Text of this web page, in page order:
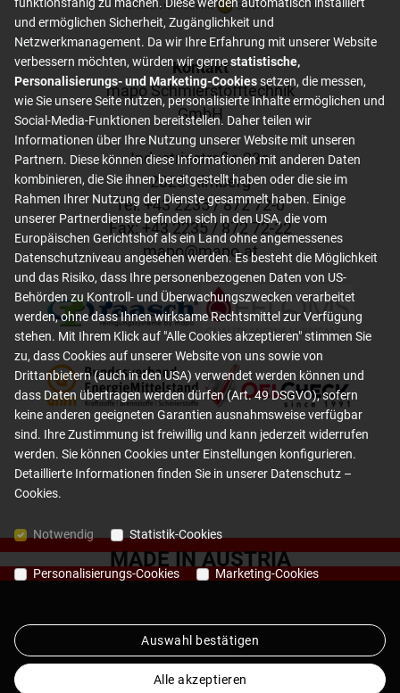
Footer content
Kontakt
mapo Schmierstofftechnik
GmbH
Industriestraße 23a
2325 Himberg
Tel: +43 2235 / 872 72-0
Fax: +43 2235 / 872 72-22
mapo@mapo.at
MADE IN AUSTRIA
Datenschutz
funktionsfähig zu machen. Diese werden automatisch installiert
und ermöglichen Sicherheit, Zugänglichkeit und
Netzwerkmanagement. Da wir Ihre Erfahrung mit unserer Website
verbessern möchten, würden wir gernestatistische,
Personalisierungs- und Marketing-Cookiessetzen, die messen,
wie Sie unsere Seite nutzen, personalisierte Inhalte ermöglichen und
Social-Media-Funktionen bereitstellen. Daher teilen wir
Informationen über Ihre Nutzung unserer Website mit unseren
Partnern. Diese können diese Informationen mit anderen Daten
kombinieren, die Sie ihnen bereitgestellt haben oder die sie im
Rahmen Ihrer Nutzung der Dienste gesammelt haben. Einige
unserer Partnerdienste befinden sich in den USA, die vom
Europäischen Gerichtshof als ein Land ohne angemessenes
Datenschutzniveau angesehen werden. Es besteht die Möglichkeit
und das Risiko, dass Ihre personenbezogenen Daten von US-
Behörden zu Kontroll- und Überwachungszwecken verarbeitet
werden, ohne dass Ihnen wirksame Rechtsmittel zur Verfügung
stehen. Mit Ihrem Klick auf "Alle Cookies akzeptieren" stimmen Sie
zu, dass Cookies auf unserer Website von uns sowie von
Drittanbietern (auch in den USA) verwendet werden können und
dass Daten übertragen werden dürfen (Art. 49 DSGVO), sofern
keine anderen geeigneten Garantien ausnahmsweise verfügbar
sind. Ihre Zustimmung ist freiwillig und kann jederzeit widerrufen
werden. Sie können Cookies unter Einstellungen konfigurieren.
Detaillierte Informationen finden Sie in unserer Datenschutz –
Cookies.
Notwendig Statistik-Cookies
Personalisierungs-Cookies Marketing-Cookies
Auswahl bestätigen
Alle akzeptieren